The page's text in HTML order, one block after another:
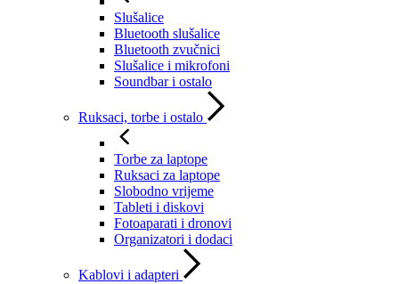
Slušalice
Bluetooth slušalice
Bluetooth zvučnici
Slušalice i mikrofoni
Soundbar i ostalo
Ruksaci, torbe i ostalo
Torbe za laptope
Ruksaci za laptope
Slobodno vrijeme
Tableti i diskovi
Fotoaparati i dronovi
Organizatori i dodaci
Kablovi i adapteri